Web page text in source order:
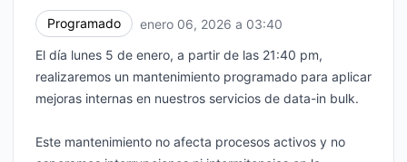
Programado enero 06, 2026 a 03:40
El día lunes 5 de enero, a partir de las 21:40 pm,
realizaremos un mantenimiento programado para aplicar
mejoras internas en nuestros servicios de data-in bulk.
Este mantenimiento no afecta procesos activos y no